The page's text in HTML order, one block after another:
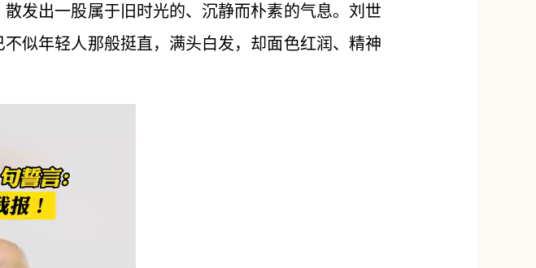
发出一股属于旧时光的、沉静而朴素的气息。刘世
似年轻人那般挺直，满头白发，却面色红润、精神